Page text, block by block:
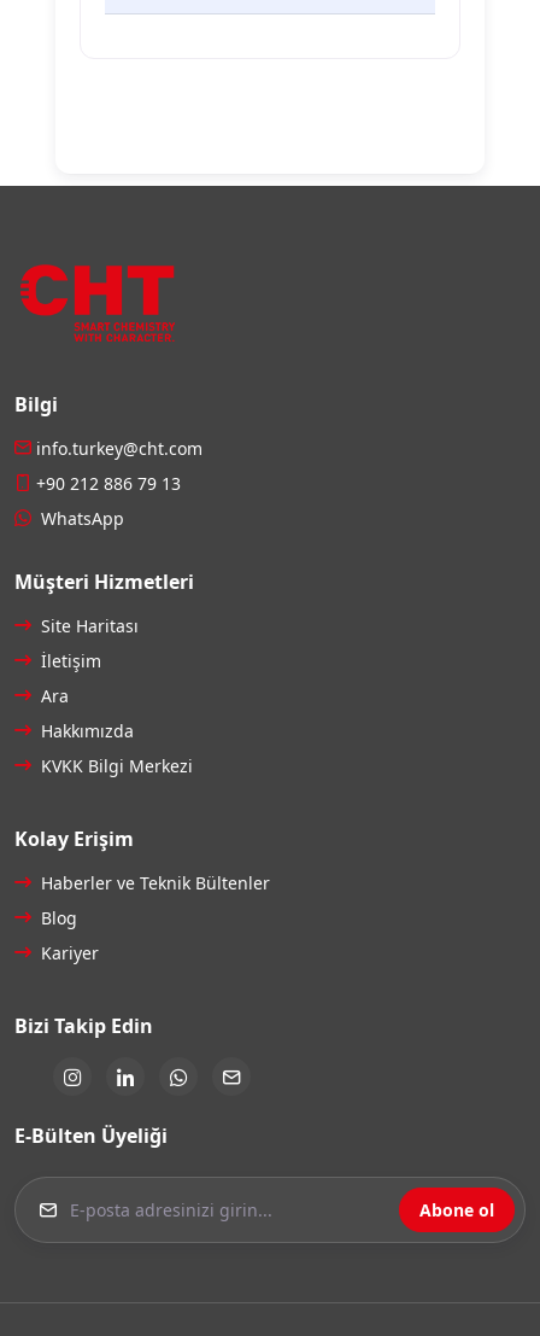
Bilgi
info.turkey@cht.com
+90 212 886 79 13
WhatsApp
Müşteri Hizmetleri
Site Haritası
İletişim
Ara
Hakkımızda
KVKK Bilgi Merkezi
Kolay Erişim
Haberler ve Teknik Bültenler
Blog
Kariyer
Bizi Takip Edin
E-Bülten Üyeliği
Abone ol